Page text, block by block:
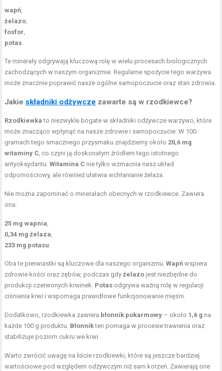
wapń,
żelazo,
fosfor,
potas.
Te minerały odgrywają kluczową rolę w wielu procesach biologicznych
zachodzących w naszym organizmie. Regularne spożycie tego warzywa
może znacznie poprawić nasze ogólne samopoczucie oraz stan zdrowia.
Jakie składniki odżywcze zawarte są w rzodkiewce?
Rzodkiewka to niezwykle bogate w składniki odżywcze warzywo, które
może znacząco wpłynąć na nasze zdrowie i samopoczucie. W 100
gramach tego smacznego przysmaku znajdziemy około 20,6 mg
witaminy C, co czyni ją doskonałym źródłem tego istotnego
antyoksydantu.Witamina C nie tylko wzmacnia nasz układ
odpornościowy, ale również ułatwia wchłanianie żelaza.
Nie można zapominać o minerałach obecnych w rzodkiewce. Zawiera
ona:
25 mg wapnia,
0,34 mg żelaza,
233 mg potasu.
Oba te pierwiastki są kluczowe dla naszego organizmu.Wapń wspiera
zdrowie kości oraz zębów, podczas gdyżelazo jest niezbędne do
produkcji czerwonych krwinek. Potas odgrywa ważną rolę w regulacji
ciśnienia krwi i wspomaga prawidłowe funkcjonowanie mięśni.
Dodatkowo, rzodkiewka zawiera błonnik pokarmowy – około 1,6 g na
każde 100 g produktu. Błonnikten pomaga w procesie trawienia oraz
stabilizuje poziom cukru we krwi.
Warto zwrócić uwagę na liście rzodkiewki, które są jeszcze bardziej
wartościowe pod względem odżywczym niż sam korzeń. Zawierają one